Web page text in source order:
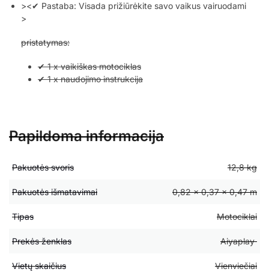
><✔ Pastaba: Visada prižiūrėkite savo vaikus vairuodami
>
pristatymas:
✔ 1 x vaikiškas motociklas
✔ 1 x naudojimo instrukcija
Papildoma informacija
Pakuotės svoris 12,8 kg
Pakuotės išmatavimai 0,82 × 0,37 × 0,47 m
Tipas Motociklai
Prekės ženklas Aiyaplay
Vietų skaičius Vienviečiai